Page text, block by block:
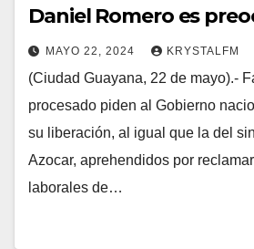
Daniel Romero es
MAYO 22, 2024 KRYSTALFM
(Ciudad Guayana, 22 de mayo).-
procesado piden al Gobierno
su liberación, al igual que la del
Azocar, aprehendidos por
laborales de…